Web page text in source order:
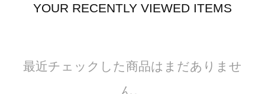
YOUR RECENTLY VIEWED ITEMS
最近チェックした商品はまだありませ
ん。